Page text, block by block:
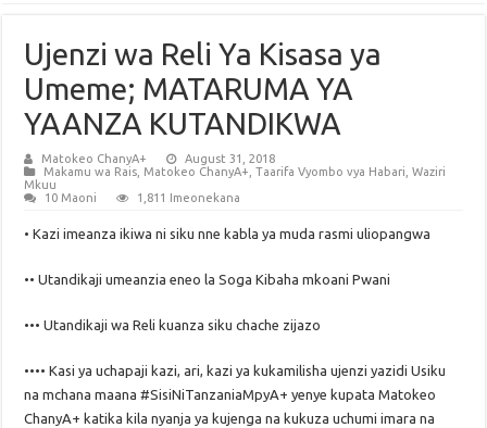
Ujenzi wa Reli Ya Kisasa ya
Umeme; MATARUMA YA
YAANZA KUTANDIKWA
Matokeo ChanyA+
August 31, 2018
Makamu wa Rais Matokeo ChanyA+ ,Taarifa Vyombo vya Habari ,Waziri
Mkuu
10 Maoni
1,811 Imeonekana
• Kazi imeanza ikiwa ni siku nne kabla ya muda rasmi uliopangwa
•• Utandikaji umeanzia eneo la Soga Kibaha mkoani Pwani
••• Utandikaji wa Reli kuanza siku chache zijazo
•••• Kasi ya uchapaji kazi, ari, kazi ya kukamilisha ujenzi yazidi Usiku
na mchana maana #SisiNiTanzaniaMpyA+ yenye kupata Matokeo
ChanyA+ katika kila nyanja ya kujenga na kukuza uchumi imara na